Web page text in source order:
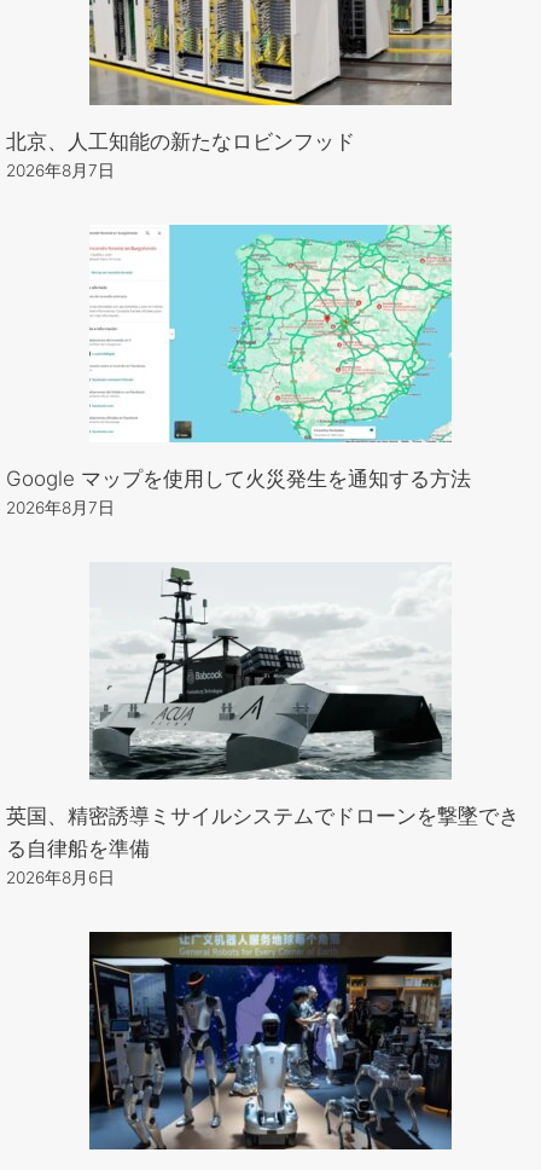
北京、人工知能の新たなロビンフッド
2026年8月7日
Google マップを使用して火災発生を通知する方法
2026年8月7日
英国、精密誘導ミサイルシステムでドローンを撃墜でき
る自律船を準備
2026年8月6日